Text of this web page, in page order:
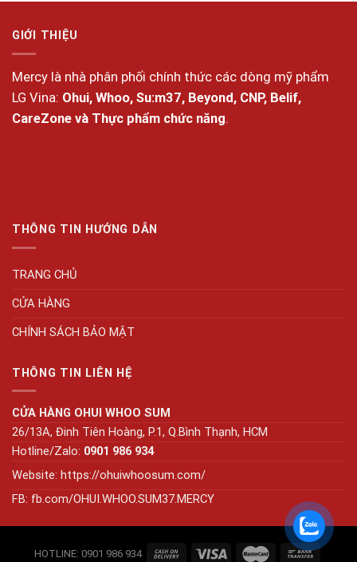
GIỚI THIỆU
Mercy là nhà phân phối chính thức các dòng mỹ phẩm
LG Vina: Ohui, Whoo, Su:m37, Beyond, CNP, Belif,
CareZone và Thực phẩm chức năng.
THÔNG TIN HƯỚNG DẪN
TRANG CHỦ
CỬA HÀNG
CHÍNH SÁCH BẢO MẬT
THÔNG TIN LIÊN HỆ
CỬA HÀNG OHUI WHOO SUM
26/13A, Đinh Tiên Hoàng, P.1, Q.Bình Thạnh, HCM
Hotline/Zalo: 0901 986 934
Website: https://ohuiwhoosum.com/
FB: fb.com/OHUI.WHOO.SUM37.MERCY
HOTLINE: 0901 986 934